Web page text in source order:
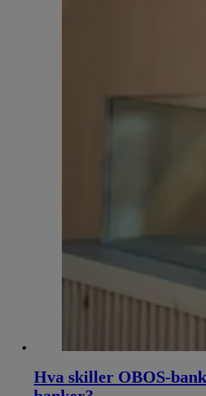
Hva skiller OBOS-